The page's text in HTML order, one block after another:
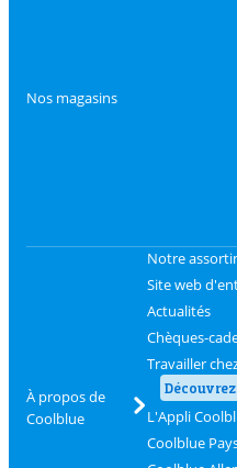
Nos magasins
À propos de
Coolblue
Notre
Site web
Actualités
Chèques-
Travailler
L'Appli
Coolblue